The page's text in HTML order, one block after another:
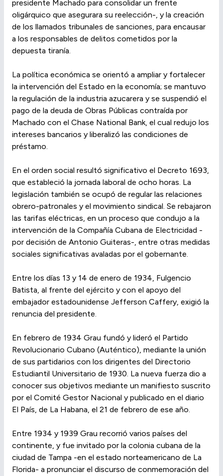
presidente Machado para consolidar un frente
oligárquico que asegurara su reelección-, y la creación
de los llamados tribunales de sanciones, para encausar
a los responsables de delitos cometidos por la
depuesta tiranía.
La política económica se orientó a ampliar y fortalecer
la intervención del Estado en la economía; se mantuvo
la regulación de la industria azucarera y se suspendió el
pago de la deuda de Obras Públicas contraída por
Machado con el Chase National Bank, el cual redujo los
intereses bancarios y liberalizó las condiciones de
préstamo.
En el orden social resultó significativo el Decreto 1693,
que estableció la jornada laboral de ocho horas. La
legislación también se ocupó de regular las relaciones
obrero-patronales y el movimiento sindical. Se rebajaron
las tarifas eléctricas, en un proceso que condujo a la
intervención de la Compañía Cubana de Electricidad -
por decisión de Antonio Guiteras-, entre otras medidas
sociales significativas avaladas por el gobernante.
Entre los días 13 y 14 de enero de 1934, Fulgencio
Batista, al frente del ejército y con el apoyo del
embajador estadounidense Jefferson Caffery, exigió la
renuncia del presidente.
En febrero de 1934 Grau fundó y lideró el Partido
Revolucionario Cubano (Auténtico), mediante la unión
de sus partidarios con los dirigentes del Directorio
Estudiantil Universitario de 1930. La nueva fuerza dio a
conocer sus objetivos mediante un manifiesto suscrito
por el Comité Gestor Nacional y publicado en el diario
El País, de La Habana, el 21 de febrero de ese año.
Entre 1934 y 1939 Grau recorrió varios países del
continente, y fue invitado por la colonia cubana de la
ciudad de Tampa -en el estado norteamericano de La
Florida- a pronunciar el discurso de conmemoración del